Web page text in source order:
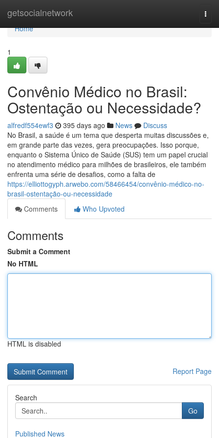
getsocialnetwork
Home
Home
1
Convênio Médico no Brasil:
Ostentação ou Necessidade?
alfredf554ewf3 395 days ago News
Discuss
No Brasil, a saúde é um tema que desperta muitas discussões e,
em grande parte das vezes, gera preocupações. Isso porque,
enquanto o Sistema Único de Saúde (SUS) tem um papel crucial
no atendimento médico para milhões de brasileiros, ele também
enfrenta uma série de desafios, como a falta de
https://elliottogyph.arwebo.com/58466454/convênio-médico-no-
brasil-ostentação-ou-necessidade
Comments
Who Upvoted
Comments
Submit a Comment
No HTML
HTML is disabled
Report Page
Search
Go
Published News